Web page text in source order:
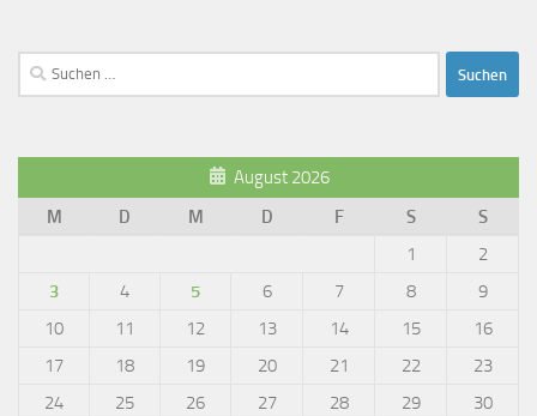
Suchen
nach:
August 2026
M
D M D F S
S
1
2
3
4 5 6 7 8
9
10
11 12 13 14 15
16
17
18 19 20 21 22
23
24
25 26 27 28 29
30